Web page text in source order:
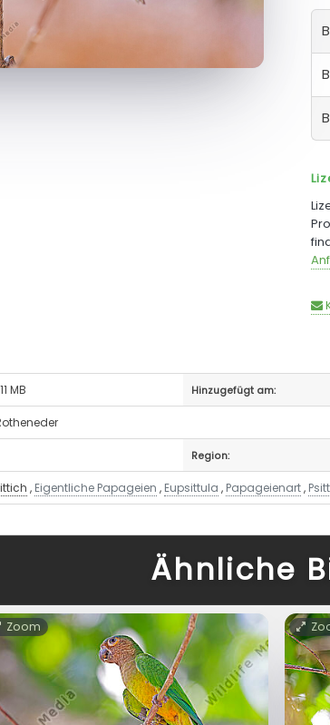
MB Hinzugefügt am:
Region:
, Eigentliche Papageien , Eupsittula , Papageienart,
Ähnliche
Zoom